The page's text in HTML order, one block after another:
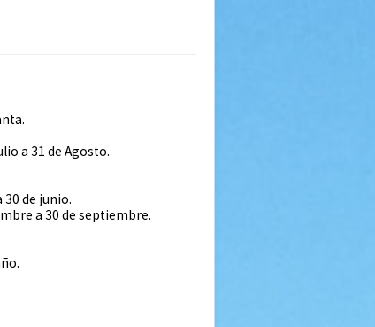
a 31 de Agosto.
30 de junio.
a 30 de septiembre.